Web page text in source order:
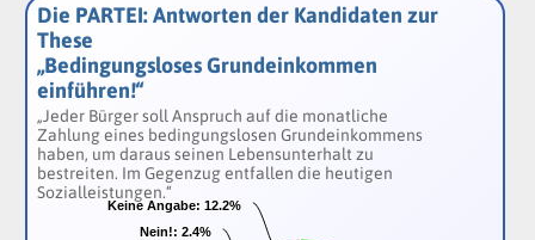
Nein!: 2.4%
Nein!: 2.4%
Keine Angabe: 12.2%
Keine Angabe: 12.2%
Die PARTEI: Antworten der Kandidaten zur
These
„Bedingungsloses Grundeinkommen
einführen!“
„Jeder Bürger soll Anspruch auf die monatliche
Zahlung eines bedingungslosen Grundeinkommens
haben, um daraus seinen Lebensunterhalt zu
bestreiten. Im Gegenzug entfallen die heutigen
Sozialleistungen.“